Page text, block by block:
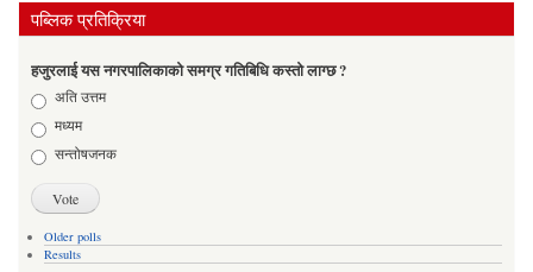
पब्लिक प्रतिक्रिया
हजुरलाई यस नगरपालिकाको समग्र गतिबिधि कस्तो लाग्छ ?
Choicesअति उत्तम
मध्यम
सन्तोषजनक
Older polls
Results